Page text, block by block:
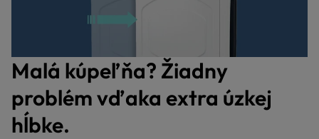
Malá kúpeľňa? Žiadny
problém vďaka extra úzkej
hĺbke.